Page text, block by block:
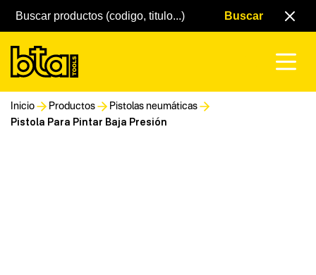
Inicio Productos Pistolas neumáticas
Pistola Para Pintar Baja Presión